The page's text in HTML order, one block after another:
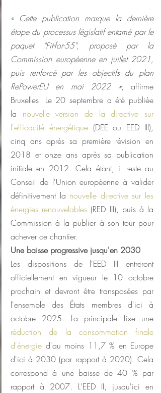
« Cette publication marque la dernière
étape du processus législatif entamé par le
paquet "Fit-for-55", proposé par la
Commission européenne en juillet 2021,
puis renforcé par les objectifs du plan
RePowerEU en mai 2022 », affirme
Bruxelles. Le 20 septembre a été publiée
la nouvelle version de la directive sur
l'efficacité énergétique (DEE ou EED III),
cinq ans après sa première révision en
2018 et onze ans après sa publication
initiale en 2012. Cela étant, il reste au
Conseil de l'Union européenne à valider
définitivement la nouvelle directive sur les
énergies renouvelables (RED III), puis à la
Commission à la publier à son tour pour
achever ce chantier.
Une baisse progressive jusqu'en 2030
Les dispositions de l'EED III entreront
officiellement en vigueur le 10 octobre
prochain et devront être transposées par
l'ensemble des États membres d'ici à
réduction de la consommation finale
d'énergie d'au moins 11,7 % en Europe
d'ici à 2030 (par rapport à 2020). Cela
correspond à une baisse de 40 % par
rapport à 2007. L'EED II, jusqu'ici en